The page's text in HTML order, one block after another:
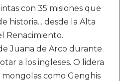
con 35 misiones que
historia... desde la Alta
Renacimiento.
Juana de Arco durante
a los ingleses. O lidera
como Genghis